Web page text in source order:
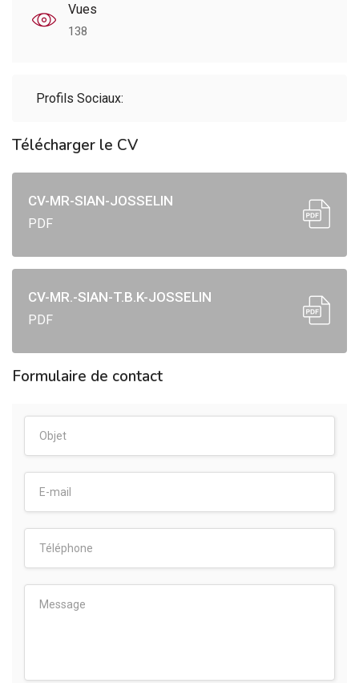
Vues
138
Profils Sociaux:
Télécharger le CV
CV-MR-SIAN-JOSSELIN
PDF
CV-MR.-SIAN-T.B.K-JOSSELIN
PDF
Formulaire de contact